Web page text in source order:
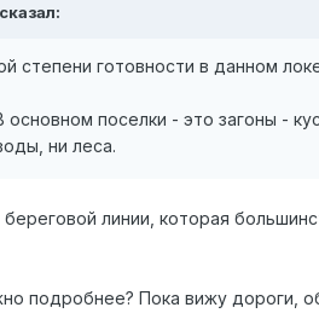
степени готовности в данном
поселки - это загоны -
ни леса.
линии, которая
подробнее? Пока вижу дороги,